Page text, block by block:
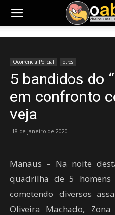
Ocorrência Policial otros
5 bandidos do
em confronto
veja
18 de janeiro de 2020
Manaus – Na noite
quadrilha de 5 homens
cometendo diversos
Oliveira Machado,